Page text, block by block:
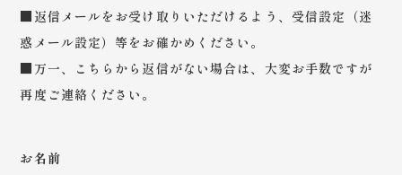
■返信メールをお受け取りいただけるよう、受信設定（迷
惑メール設定）等をお確かめください。
■万一、こちらから返信がない場合は、大変お手数ですが
再度ご連絡ください。
お名前